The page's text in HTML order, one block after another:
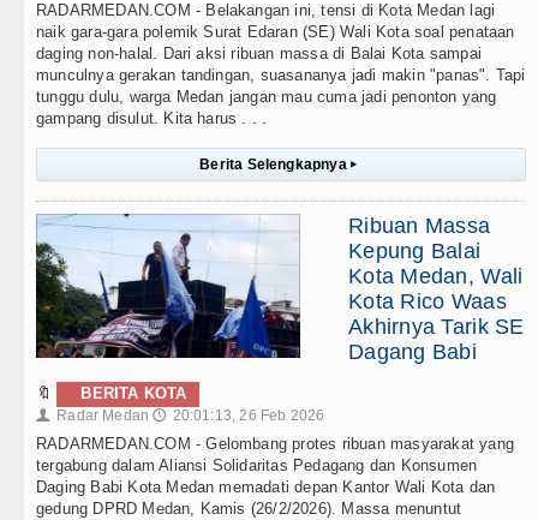
RADARMEDAN.COM - Belakangan ini, tensi di Kota Medan lagi
naik gara-gara polemik Surat Edaran (SE) Wali Kota soal penataan
daging non-halal. Dari aksi ribuan massa di Balai Kota sampai
munculnya gerakan tandingan, suasananya jadi makin "panas". Tapi
tunggu dulu, warga Medan jangan mau cuma jadi penonton yang
gampang disulut. Kita harus . . .
Berita Selengkapnya ▸
Ribuan Massa
Kepung Balai
Kota Medan, Wali
Kota Rico Waas
Akhirnya Tarik SE
Dagang Babi
🔖 BERITA KOTA
👤 Radar Medan 🕔 20:01:13, 26 Feb 2026
RADARMEDAN.COM - Gelombang protes ribuan masyarakat yang
tergabung dalam Aliansi Solidaritas Pedagang dan Konsumen
Daging Babi Kota Medan memadati depan Kantor Wali Kota dan
gedung DPRD Medan, Kamis (26/2/2026). Massa menuntut